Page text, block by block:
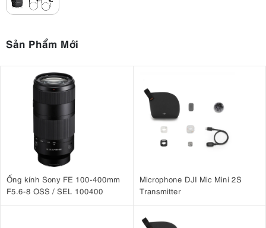
Tính năng khử ồn thông minh
Thời lượng pin tốt, đủ dùng cả ngày chụp ảnh
3.2. Nhược điểm:
Không có màn hình hiển thị trên bộ thu/phát
Khoảng cách truyền tải bị hạn chế bởi môi trường
Không có hộp sạc đi kèm
4. Đánh giá toàn diện về Saramonic Blink
500 T4
4.1. Hỗ trợ 4 kênh ghi âm cùng lúc
Ưu điểm chính củamicrophone SaramonicBlink 500 T4 làkhả năng
ghi âm đồng thời tối đa bốn nguồn âm thanh
biệt hữu ích khi phỏng vấn nhiều người, tạo podcast với nhiều người
nói hoặc ghi âm các cảnh có nhiều nhân vật thoại.
Sản Phẩm Mới
Ống kính Sony FE 100-400mm
F5.6-8 OSS / SEL 100400
Microphone DJI Mic Mini 2S
Transmitter